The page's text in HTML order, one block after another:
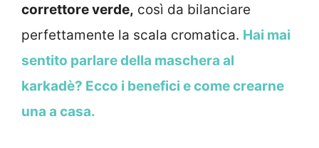
correttore verde, così da bilanciare
perfettamente la scala cromatica. Hai mai
sentito parlare della maschera al
karkadè? Ecco i benefici e come crearne
una a casa.